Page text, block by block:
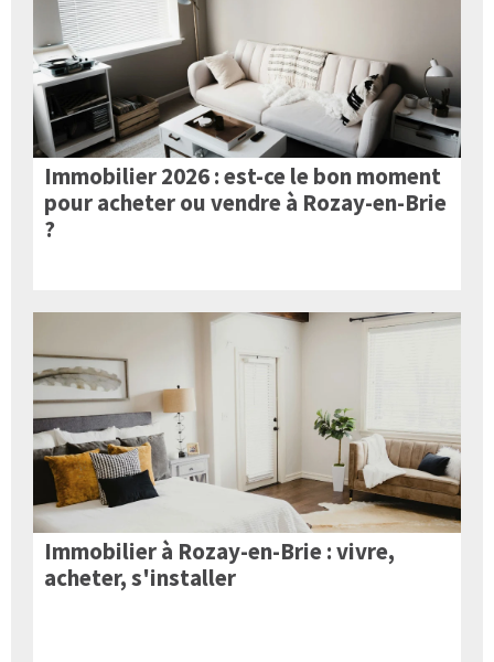
Immobilier 2026 : est-ce le bon moment
pour acheter ou vendre à Rozay-en-Brie
?
Immobilier à Rozay-en-Brie : vivre,
acheter, s'installer